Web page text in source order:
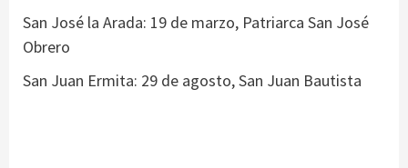
San José la Arada: 19 de marzo, Patriarca San José
Obrero
San Juan Ermita: 29 de agosto, San Juan Bautista